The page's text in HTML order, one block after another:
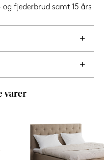
fjederbrud samt 15 års
varer